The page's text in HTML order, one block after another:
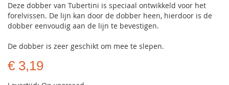
Deze dobber van Tubertini is speciaal ontwikkeld voor het
forelvissen. De lijn kan door de dobber heen, hierdoor is de
dobber eenvoudig aan de lijn te bevestigen.
De dobber is zeer geschikt om mee te slepen.
€ 3,19